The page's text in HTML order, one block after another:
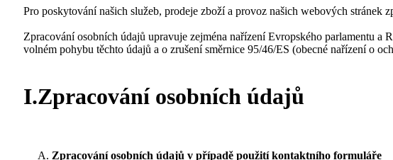
Pro poskytovánínašich služeb, prodeje zbožía provoz našich webových stránek
Zpracování osobních údajů upravuje zejména nařízení Evropského parlamentu
volném pohybu těchto údajů a o zrušení směrnice 95/46/ES (obecné nařízení o
I.Zpracování osobních údajů
Zpracování osobních údajů v případě použití kontaktního formuláře